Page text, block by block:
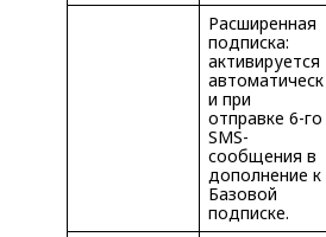
Расширенная
подписка:
активируется
автоматическ
и при
отправке 6-го
SMS-
сообщения в
дополнение к
Базовой
подписке.